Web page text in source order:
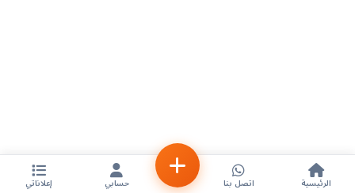
الرئيسية اتصل بنا حسابي إعلاناتي